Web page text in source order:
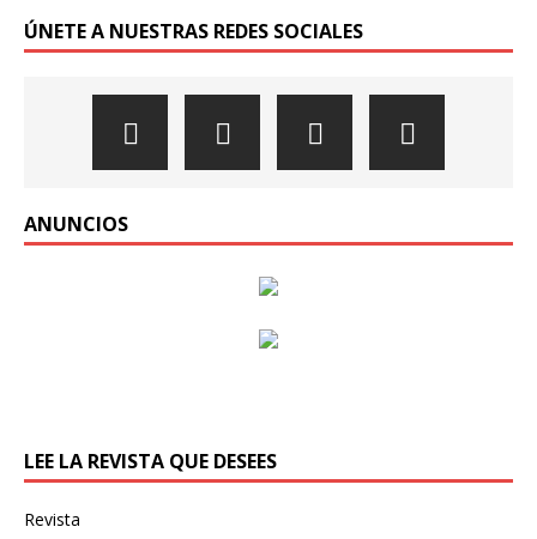
ÚNETE A NUESTRAS REDES SOCIALES
ANUNCIOS
LEE LA REVISTA QUE DESEES
Revista